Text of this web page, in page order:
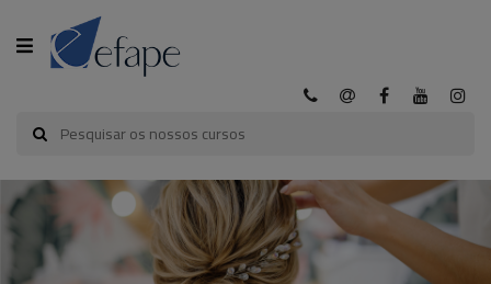
CATEGORIA
INÍCIO
EFAPE